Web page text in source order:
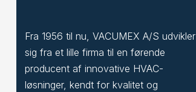
Fra 1956 til nu, VACUMEX A/S udvikler
sig fra et lille firma til en førende
producent af innovative HVAC-
løsninger, kendt for kvalitet og